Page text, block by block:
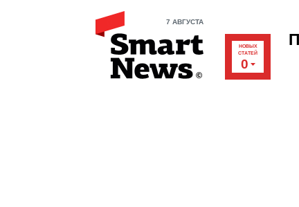
7 АВГУСТА
НОВЫХ
СТАТЕЙ
0